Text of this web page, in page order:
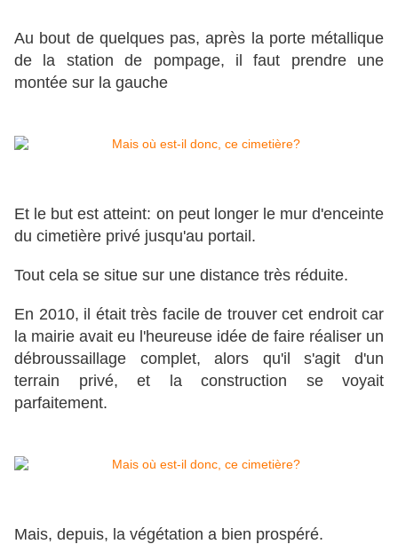
Au bout de quelques pas, après la porte métallique
de la station de pompage, il faut prendre une
montée sur la gauche
Et le but est atteint: on peut longer le mur d'enceinte
du cimetière privé jusqu'au portail.
Tout cela se situe sur une distance très réduite.
En 2010, il était très facile de trouver cet endroit car
la mairie avait eu l'heureuse idée de faire réaliser un
débroussaillage complet, alors qu'il s'agit d'un
terrain privé, et la construction se voyait
parfaitement.
Mais, depuis, la végétation a bien prospéré.